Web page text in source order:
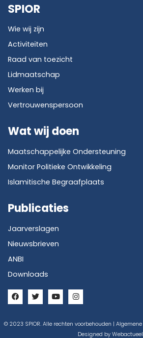
SPIOR
Wie wij zijn
Activiteiten
Raad van toezicht
Lidmaatschap
Werken bij
Vertrouwenspersoon
Wat wij doen
Maatschappelijke Ondersteuning
Monitor Politieke Ontwikkeling
Islamitische Begraafplaats
Publicaties
Jaarverslagen
Nieuwsbrieven
ANBI
Downloads
© 2023 SPIOR. Alle rechten voorbehouden |
Designed byWebactueel